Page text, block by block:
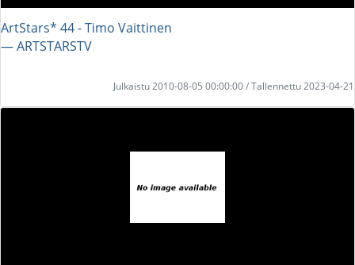
ArtStars* 44 - Timo Vaittinen
― ARTSTARSTV
Julkaistu 2010-08-05 00:00:00 / Tallennettu 2023-04-21